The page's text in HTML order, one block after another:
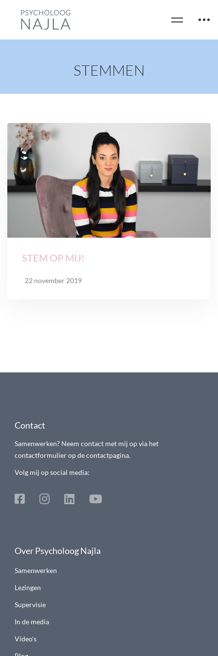
STEMMEN
STEM OP MIJ!
22 november 2019
Contact
Samenwerken? Neem contact met mij op via het
contactformulier op de contactpagina.
Volg mij op social media:
Over Psycholoog Najla
Samenwerken
Lezingen
Supervisie
In de media
Video's